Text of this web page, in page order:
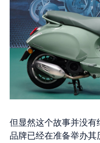
但显然这个故事并没有
品牌已经在准备举办